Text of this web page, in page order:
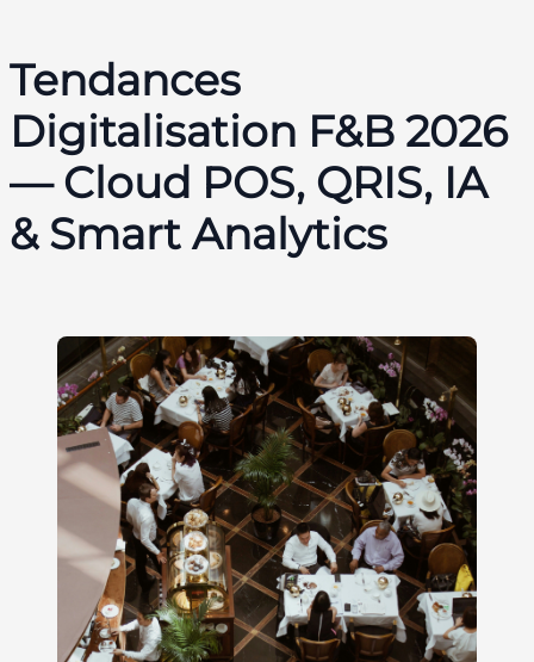
Tendances
Digitalisation F&B 2026
— Cloud POS, QRIS, IA
& Smart Analytics